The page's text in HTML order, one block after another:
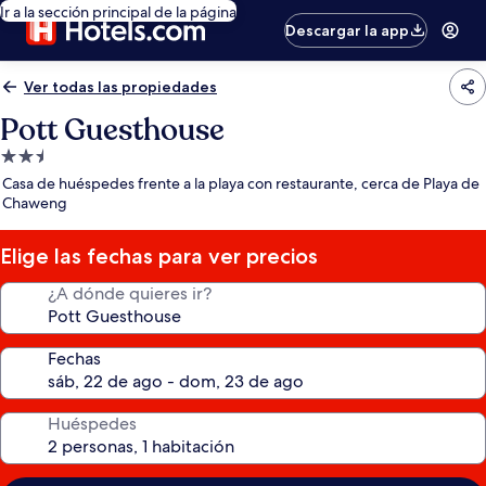
Ir a la sección principal de la página
Descargar la app
Ver todas las propiedades
Pott Guesthouse
Propiedad
de
2.5
estrellas
Casa de huéspedes frente a la playa con restaurante, cerca de Playa de
Chaweng
Elige las fechas para ver precios
¿A dónde quieres ir?
Fechas
Huéspedes